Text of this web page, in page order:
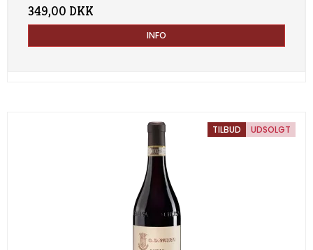
349,00 DKK
INFO
TILBUD UDSOLGT